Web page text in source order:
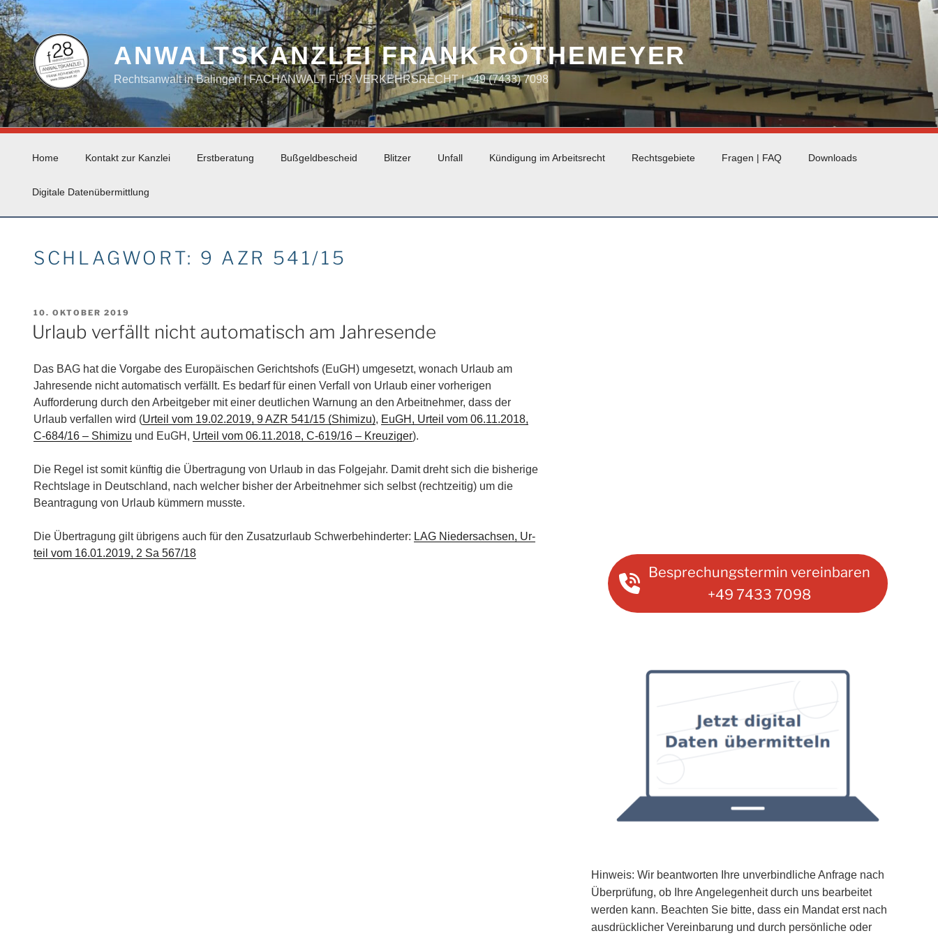
Zum
Inhalt
springen
ANWALTSKANZLEI FRANK RÖTHEMEYER
Rechtsanwalt in Balingen | FACHANWALT FÜR VERKEHRSRECHT | +49 (7433) 7098
Home Kontakt zur Kanzlei Erstberatung Bußgeldbescheid Blitzer Unfall Kündigung im Arbeitsrecht Rechtsgebiete Fragen | FAQ Downloads
Digitale Datenübermittlung
SCHLAGWORT: 9 AZR 541/15
VERÖFFENTLICHT
AM
10. OKTOBER 2019
Urlaub verfällt nicht automatisch am Jahresende
Das BAG hat die Vorgabe des Europäischen Gerichtshofs (EuGH) umgesetzt, wonach Urlaub am
Jahresende nicht automatisch verfällt. Es bedarf für einen Verfall von Urlaub einer vorherigen
Aufforderung durch den Arbeitgeber mit einer deutlichen Warnung an den Arbeitnehmer, dass der
Urlaub verfallen wird (Ur­teil vom 19.02.2019, 9 AZR 541/15 (Shi­mi­zu), EuGH, Ur­teil vom 06.11.2018,
C-684/16 – Shi­mi­zu und EuGH, Ur­teil vom 06.11.2018, C-619/16 – Kreu­zi­ger).
Die Regel ist somit künftig die Übertragung von Urlaub in das Folgejahr. Damit dreht sich die bisherige
Rechtslage in Deutschland, nach welcher bisher der Arbeitnehmer sich selbst (rechtzeitig) um die
Beantragung von Urlaub kümmern musste.
Die Übertragung gilt übrigens auch für den Zu­satz­ur­laub Schwer­be­hin­der­ter: LAG Nie­der­sach­sen, Ur­
teil vom 16.01.2019, 2 Sa 567/18
Besprechungstermin vereinbaren
+49 7433 7098
Hinweis: Wir beantworten Ihre unverbindliche Anfrage nach
Überprüfung, ob Ihre Angelegenheit durch uns bearbeitet
werden kann. Beachten Sie bitte, dass ein Mandat erst nach
ausdrücklicher Vereinbarung und durch persönliche oder